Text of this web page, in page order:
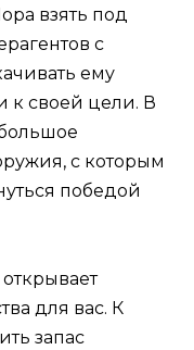
взять под
с
ему
к своей цели. В
с которым
победой
для вас. К
запас